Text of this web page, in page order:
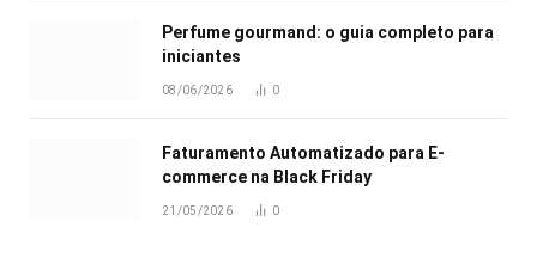
Perfume gourmand: o guia completo para
iniciantes
08/06/2026 0
Faturamento Automatizado para E-
commerce na Black Friday
21/05/2026 0